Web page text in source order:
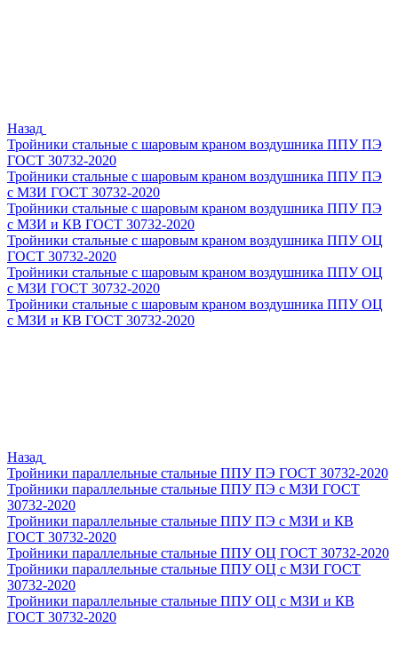
Назад
Тройники стальные с шаровым краном воздушника ППУ ПЭ
ГОСТ 30732-2020
Тройники стальные с шаровым краном воздушника ППУ ПЭ
с МЗИ ГОСТ 30732-2020
Тройники стальные с шаровым краном воздушника ППУ ПЭ
с МЗИ и КВ ГОСТ 30732-2020
Тройники стальные с шаровым краном воздушника ППУ ОЦ
ГОСТ 30732-2020
Тройники стальные с шаровым краном воздушника ППУ ОЦ
с МЗИ ГОСТ 30732-2020
Тройники стальные с шаровым краном воздушника ППУ ОЦ
с МЗИ и КВ ГОСТ 30732-2020
Назад
Тройники параллельные стальные ППУ ПЭ ГОСТ 30732-2020
Тройники параллельные стальные ППУ ПЭ с МЗИ ГОСТ
30732-2020
Тройники параллельные стальные ППУ ПЭ с МЗИ и КВ
ГОСТ 30732-2020
Тройники параллельные стальные ППУ ОЦ ГОСТ 30732-2020
Тройники параллельные стальные ППУ ОЦ с МЗИ ГОСТ
30732-2020
Тройники параллельные стальные ППУ ОЦ с МЗИ и КВ
ГОСТ 30732-2020